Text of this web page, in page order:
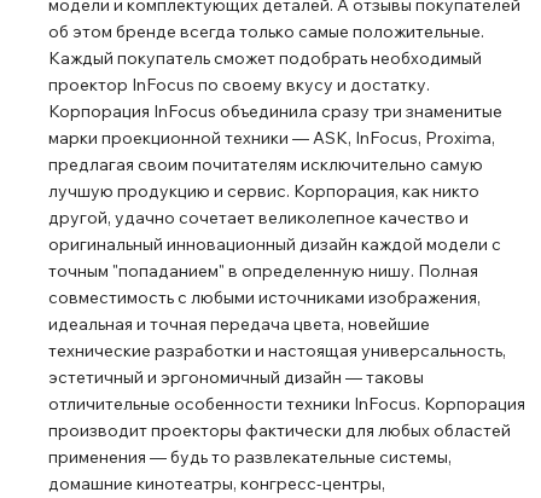
модели и комплектующих деталей. А отзывы покупателей
об этом бренде всегда только самые положительные.
Каждый покупатель сможет подобрать необходимый
проектор InFocus по своему вкусу и достатку.
Корпорация InFocus объединила сразу три знаменитые
марки проекционной техники ― ASK, InFocus, Proxima,
предлагая своим почитателям исключительно самую
лучшую продукцию и сервис. Корпорация, как никто
другой, удачно сочетает великолепное качество и
оригинальный инновационный дизайн каждой модели с
точным "попаданием" в определенную нишу. Полная
совместимость с любыми источниками изображения,
идеальная и точная передача цвета, новейшие
технические разработки и настоящая универсальность,
эстетичный и эргономичный дизайн ― таковы
отличительные особенности техники InFocus. Корпорация
производит проекторы фактически для любых областей
применения ― будь то развлекательные системы,
домашние кинотеатры, конгресс-центры,